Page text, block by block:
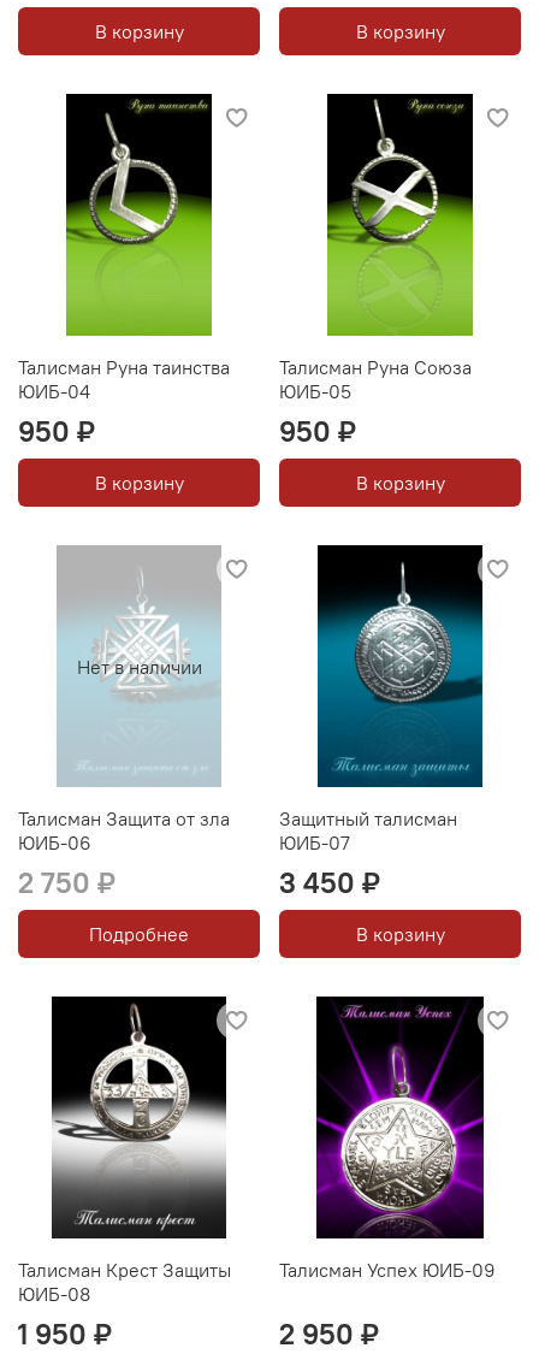
В корзину В корзину
Талисман Руна таинства
ЮИБ-04
950 ₽
В корзину
Талисман Руна Союза
ЮИБ-05
950 ₽
В корзину
Нет в наличии
Талисман Защита от зла
ЮИБ-06
2 750 ₽
Подробнее
Защитный талисман
ЮИБ-07
3 450 ₽
В корзину
Талисман Крест Защиты
ЮИБ-08
1 950 ₽
Талисман Успех ЮИБ-09
2 950 ₽